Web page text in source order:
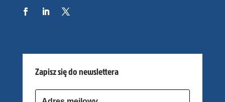
Zapisz się do newslettera